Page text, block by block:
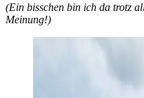
(Ein bisschen bin ich da trotz
Meinung!)